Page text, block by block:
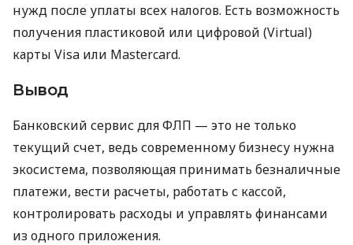
нужд после уплаты всех налогов. Есть возможность
получения пластиковой или цифровой (Virtual)
карты Visa или Mastercard.
Вывод
Банковский сервис для ФЛП — это не только
текущий счет, ведь современному бизнесу нужна
экосистема, позволяющая принимать безналичные
платежи, вести расчеты, работать с кассой,
контролировать расходы и управлять финансами
из одного приложения.